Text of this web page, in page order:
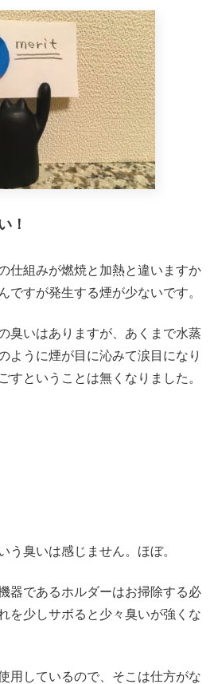
！
仕組みが燃焼と加熱と違いますか
ですが発生する煙が少ないです。
臭いはありますが、あくまで水蒸
ように煙が目に沁みて涙目になり
すということは無くなりました。
う臭いは感じません。ほぼ。
器であるホルダーはお掃除する必
を少しサボると少々臭いが強くな
用しているので、そこは仕方がな